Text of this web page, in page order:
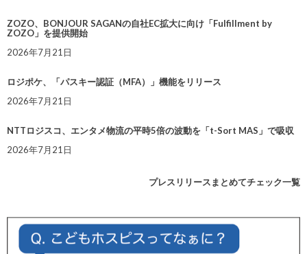
ZOZO、BONJOUR SAGANの自社EC拡大に向け「Fulfillment by
ZOZO」を提供開始
2026年7月21日
ロジポケ、「パスキー認証（MFA）」機能をリリース
2026年7月21日
NTTロジスコ、エンタメ物流の平時5倍の波動を「t-Sort MAS」で吸収
2026年7月21日
プレスリリースまとめてチェック一覧